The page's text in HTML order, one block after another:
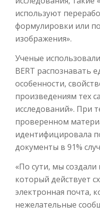
используют
формулировки или
изображения».
Ученые
BERT распознавать
особенности,
произведениям тех
исследований». При
проверенном
идентифицировала
документы в 91%
«По сути, мы
который действует
электронная почта,
нежелательные